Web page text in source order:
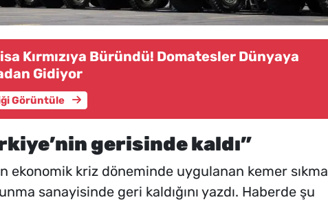
Kırmızıya Büründü! Domatesler Dünyaya
Gidiyor
Görüntüle
gerisinde kaldı”
ekonomik kriz döneminde uygulanan kemer sıkma
sanayisinde geri kaldığını yazdı. Haberde şu